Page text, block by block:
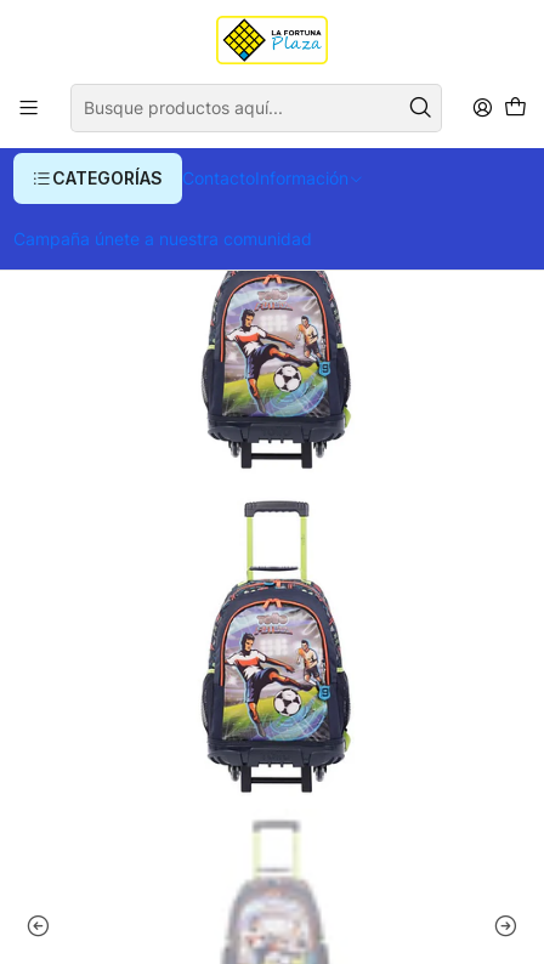
CATEGORÍAS ContactoInformación
Campaña únete a nuestra comunidad
Envío gratis para compras superiores a $ 400.000
Morrales y Portafolios Morrales Morral Rue Bomper Digital Game L